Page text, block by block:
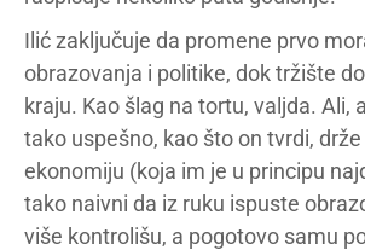
Ilić zaključuje da promene prvo
obrazovanja i politike, dok tržište
kraju. Kao šlag na tortu, valjda. Ali,
tako uspešno, kao što on tvrdi,
ekonomiju (koja im je u principu
tako naivni da iz ruku ispuste
više kontrolišu, a pogotovo samu